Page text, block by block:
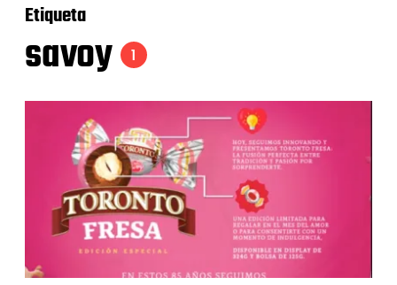
Etiqueta
savoy 1